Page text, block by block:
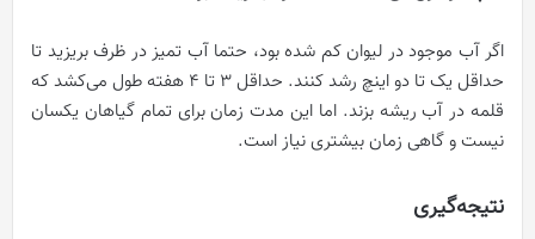
اگر آب موجود در لیوان کم شده بود، حتما آب تمیز در ظرف بریزید تا
حداقل یک تا دو اینچ رشد کنند. حداقل ۳ تا ۴ هفته طول می‌کشد که
قلمه در آب ریشه بزند. اما این مدت زمان برای تمام گیاهان یکسان
نیست و گاهی زمان بیشتری نیاز است.
نتیجه‌گیری